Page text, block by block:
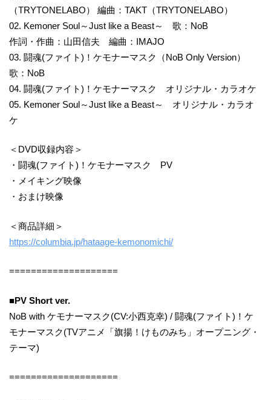
（TRYTONELABO） 編曲：TAKT（TRYTONELABO）
02. Kemoner Soul～Just like a Beast～ 歌：NoB
作詞・作曲：山田信夫 編曲：IMAJO
03. 闘魂(ファイト)！ケモナーマスク（NoB Only Version）
歌：NoB
04. 闘魂(ファイト)！ケモナーマスク オリジナル・カラオケ
05. Kemoner Soul～Just like a Beast～ オリジナル・カラオ
ケ
＜DVD収録内容＞
・闘魂(ファイト)！ケモナーマスク PV
・メイキング映像
・おまけ映像
＜商品詳細＞
https://columbia.jp/hataage-kemonomichi/
====================
■PV Short ver.
NoB with ケモナーマスク(CV:小西克幸) / 闘魂(ファイト)！ケ
モナーマスク(TVアニメ「旗揚！けものみち」オープニング・
テーマ)
====================